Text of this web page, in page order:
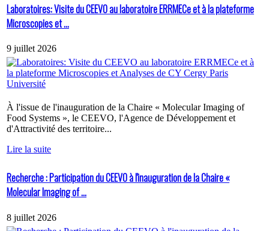
Laboratoires: Visite du CEEVO au laboratoire ERRMECe et à la plateforme
Microscopies et ...
9 juillet 2026
À l'issue de l'inauguration de la Chaire « Molecular Imaging of
Food Systems », le CEEVO, l'Agence de Développement et
d'Attractivité des territoire...
Lire la suite
Recherche : Participation du CEEVO à l'inauguration de la Chaire «
Molecular Imaging of ...
8 juillet 2026